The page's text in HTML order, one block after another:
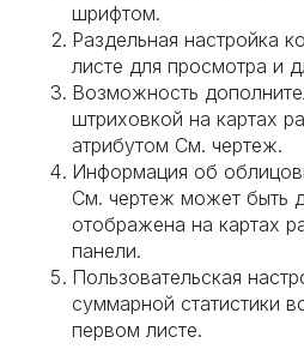
шрифтом.
Раздельная настройка
листе для просмотра и
Возможность
штриховкой на картах
атрибутом См. чертеж.
Информация об
См. чертеж может быть
отображена на картах
панели.
Пользовательская
суммарной статистики
первом листе.